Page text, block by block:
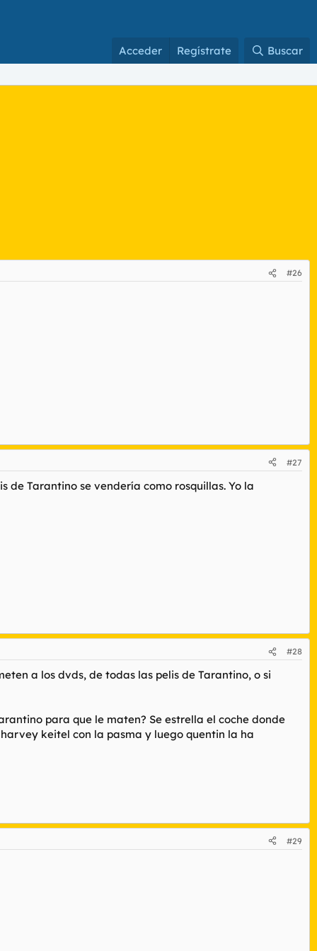
Acceder Regístrate Buscar
#26
#27
de Tarantino se vendería como rosquillas. Yo la
#28
a los dvds, de todas las pelis de Tarantino, o si
para que le maten? Se estrella el coche donde
keitel con la pasma y luego quentin la ha
#29